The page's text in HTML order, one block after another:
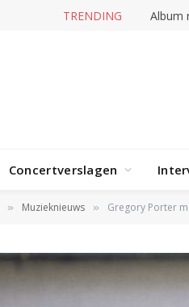
TRENDING Album
Concertverslagen
» Muzieknieuws » Gregory Porter